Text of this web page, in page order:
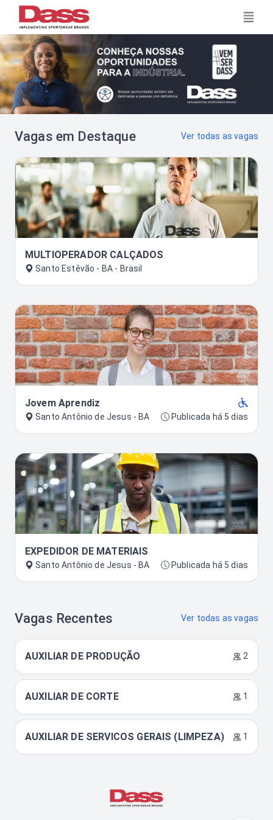
Vagas em Destaque Ver todas as vagas
MULTIOPERADOR CALÇADOS
Santo Estêvão - BA - Brasil
Jovem Aprendiz
Santo Antônio de Jesus - BA Publicada há 5 dias
EXPEDIDOR DE MATERIAIS
Santo Antônio de Jesus - BA Publicada há 5 dias
Vagas Recentes Ver todas as vagas
AUXILIAR DE PRODUÇÃO 2
AUXILIAR DE CORTE 1
AUXILIAR DE SERVICOS GERAIS (LIMPEZA) 1